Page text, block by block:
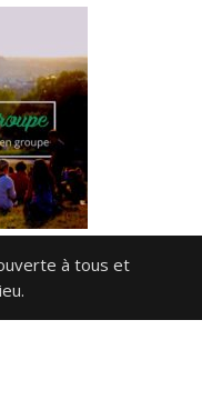
à tous et